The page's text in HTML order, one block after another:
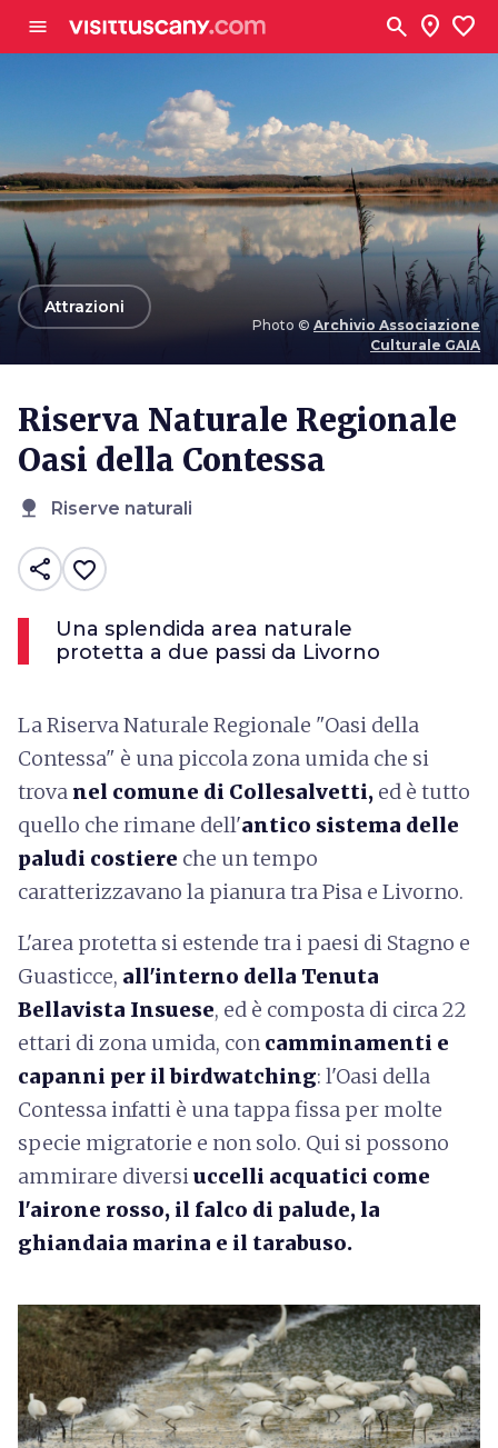
menu search location_on favorite
Photo © Archivio Associazione
Culturale GAIA
arrow_backAttrazioni
Riserva Naturale Regionale
Oasi della Contessa
nature Riserve naturali
share favorite_border
Una splendida area naturale
protetta a due passi da Livorno
La Riserva Naturale Regionale "Oasi della
Contessa" è una piccola zona umida che si
trova nel comune di Collesalvetti, ed è tutto
quello che rimane dell'antico sistema delle
paludi costiere che un tempo
caratterizzavano la pianura tra Pisa e Livorno.
L'area protetta si estende tra i paesi di Stagno e
Guasticce, all'interno della Tenuta
Bellavista Insuese, ed è composta di circa 22
ettari di zona umida, con camminamenti e
capanni per il birdwatching: l'Oasi della
Contessa infatti è una tappa fissa per molte
specie migratorie e non solo. Qui si possono
ammirare diversiuccelli acquatici come
l'airone rosso, il falco di palude, la
ghiandaia marina e il tarabuso.